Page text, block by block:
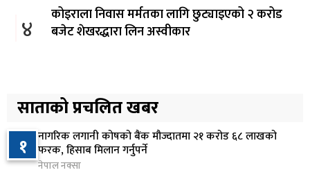
४
कोइराला निवास मर्मतका लागि छुट्याइएको २ करोड
बजेट शेखरद्धारा लिन अस्वीकार
५
ठक्कर दिँदा किशोरको मृत्यु
१९ घण्टा अघि
६
प्रतिनिधिसभा बैठक बस्दै , पाँच विधेयक र प्रतिवेदन
प्रस्तुत हुने
साताको प्रचलित खबर
१ नागरिक लगानी कोषको बैंक मौज्दातमा २१ करोड ६८ लाखको
फरक, हिसाब मिलान गर्नुपर्ने
नेपाल नक्सा